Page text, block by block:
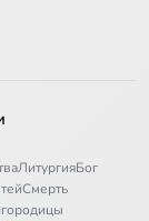
ЛитургияБог
Смерть